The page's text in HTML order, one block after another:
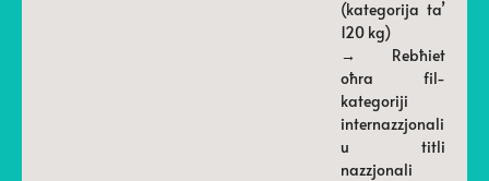
(kategorija ta’
120 kg)
→ Rebħiet
oħra fil-
kategoriji
internazzjonali
u titli
nazzjonali